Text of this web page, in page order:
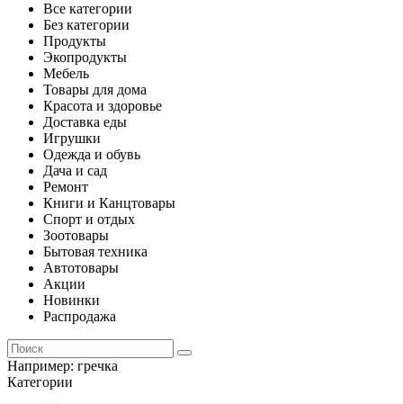
Все категории
Без категории
Продукты
Экопродукты
Мебель
Товары для дома
Красота и здоровье
Доставка еды
Игрушки
Одежда и обувь
Дача и сад
Ремонт
Книги и Канцтовары
Спорт и отдых
Зоотовары
Бытовая техника
Автотовары
Акции
Новинки
Распродажа
Например: гречка
Категории